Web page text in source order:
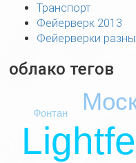
Транспорт
Фейерверк 2013
Фейерверки
облако тегов
Фонтан